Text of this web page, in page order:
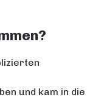
und kam in die